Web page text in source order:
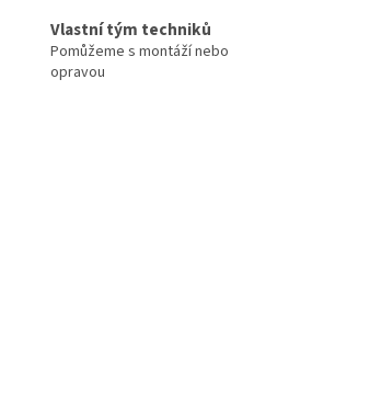
Vlastní tým techniků
Pomůžeme s montáží nebo
opravou